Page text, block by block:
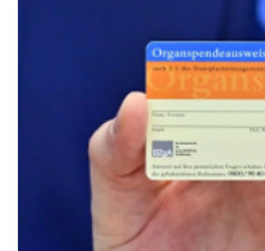
Prozent auf Menschen unter